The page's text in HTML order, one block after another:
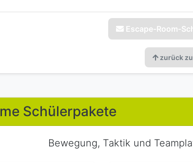
Escape-Room-
zurück
Schülerpakete
Bewegung, Taktik und